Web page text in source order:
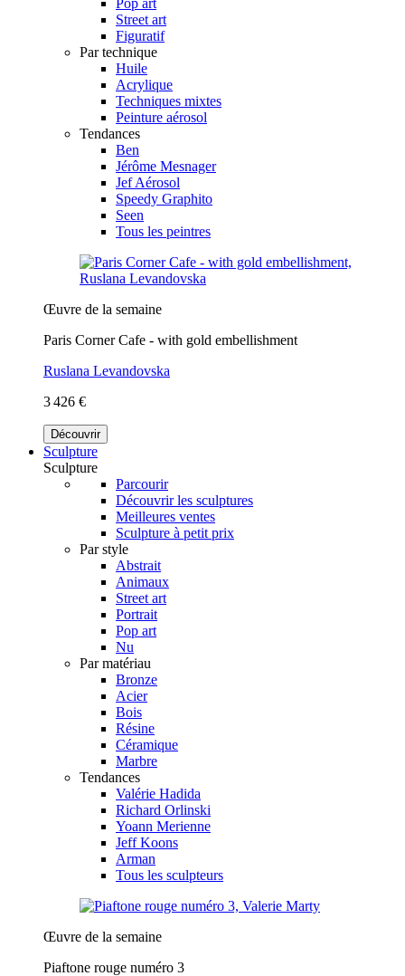
Street art
Figuratif
Par technique
Huile
Acrylique
Techniques mixtes
Peinture aérosol
Tendances
Ben
Jérôme Mesnager
Jef Aérosol
Speedy Graphito
Seen
Tous les peintres
Œuvre de la semaine
Paris Corner Cafe - with gold embellishment
Ruslana Levandovska
3 426 €
Découvrir
Sculpture
Sculpture
Parcourir
Découvrir les sculptures
Meilleures ventes
Sculpture à petit prix
Par style
Abstrait
Animaux
Street art
Portrait
Pop art
Nu
Par matériau
Bronze
Acier
Bois
Résine
Céramique
Marbre
Tendances
Valérie Hadida
Richard Orlinski
Yoann Merienne
Jeff Koons
Arman
Tous les sculpteurs
Œuvre de la semaine
Piaftone rouge numéro 3